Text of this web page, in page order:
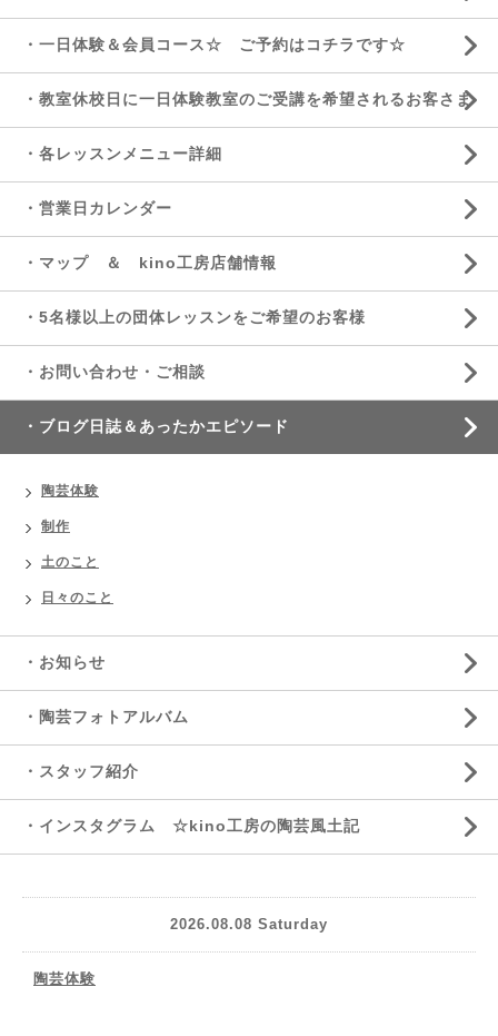
・一日体験＆会員コース☆ ご予約はコチラです☆
・教室休校日に一日体験教室のご受講を希望されるお客さま
・各レッスンメニュー詳細
・営業日カレンダー
・マップ ＆ kino工房店舗情報
・5名様以上の団体レッスンをご希望のお客様
・お問い合わせ・ご相談
・ブログ日誌＆あったかエピソード
陶芸体験
制作
土のこと
日々のこと
・お知らせ
・陶芸フォトアルバム
・スタッフ紹介
・インスタグラム ☆kino工房の陶芸風土記
2026.08.08 Saturday
陶芸体験